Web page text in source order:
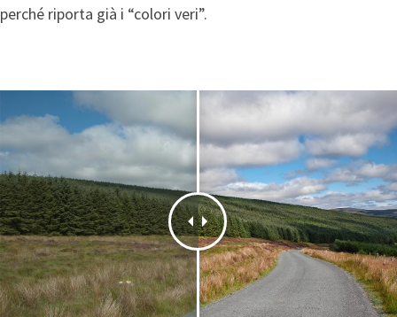
perché riporta già i “colori veri”.